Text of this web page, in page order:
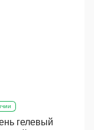
гелевый